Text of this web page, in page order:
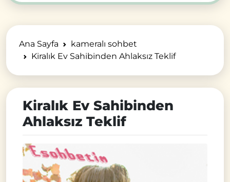
Ana Sayfa
kameralı sohbet
Kiralık Ev Sahibinden Ahlaksız Teklif
Kiralık Ev Sahibinden
Ahlaksız Teklif